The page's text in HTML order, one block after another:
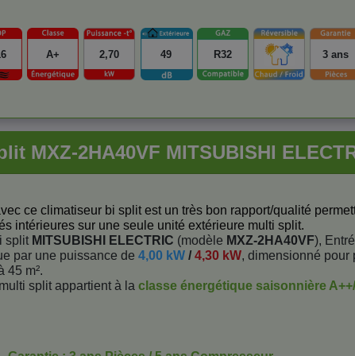
3 ans
2,70
A+ 49 R32
MXZ-2HA40VF MITSUBISHI
ce climatiseur bi split est un très bon rapport/qualité
intérieures sur une seule unité extérieure multi split.
split MITSUBISHI ELECTRIC (modèle MXZ-2HA40VF),
par une puissance de 4,00 kW / 4,30 kW, dimensionné pour
45 m².
split appartient à la classe énergétique saisonnière